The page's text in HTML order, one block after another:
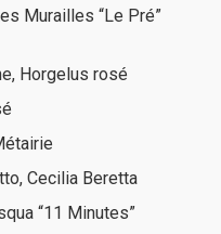
Murailles “Le Pré”
Horgelus rosé
Cecilia Beretta
“11 Minutes”